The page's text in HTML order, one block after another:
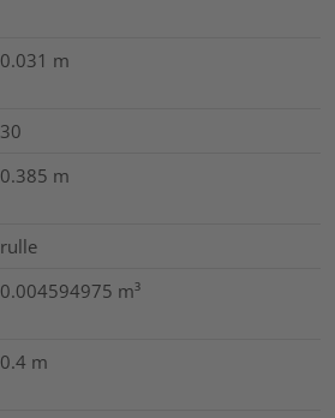
0.031 m
30
0.385 m
rulle
0.004594975 m³
0.4 m